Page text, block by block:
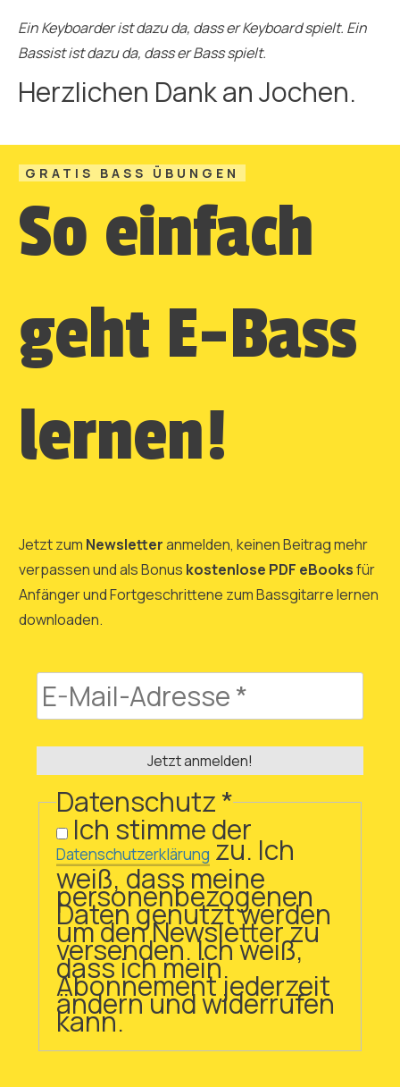
Ein Keyboarder ist dazu da, dass er Keyboard spielt. Ein
Bassist ist dazu da, dass er Bass spielt.
Herzlichen Dank an Jochen.
GRATIS BASS ÜBUNGEN
So einfach
geht E-Bass
lernen!
Jetzt zum Newsletteranmelden, keinen Beitrag mehr
verpassen und als Bonus kostenlose PDF eBooksfür
Anfänger und Fortgeschrittene zum Bassgitarre lernen
downloaden.
Datenschutz*
Ich stimme der
Datenschutzerklärung zu. Ich
weiß, dass meine
personenbezogenen
Daten genutzt werden
um den Newsletter zu
versenden. Ich weiß,
dass ich mein
Abonnement jederzeit
ändern und widerrufen
kann.